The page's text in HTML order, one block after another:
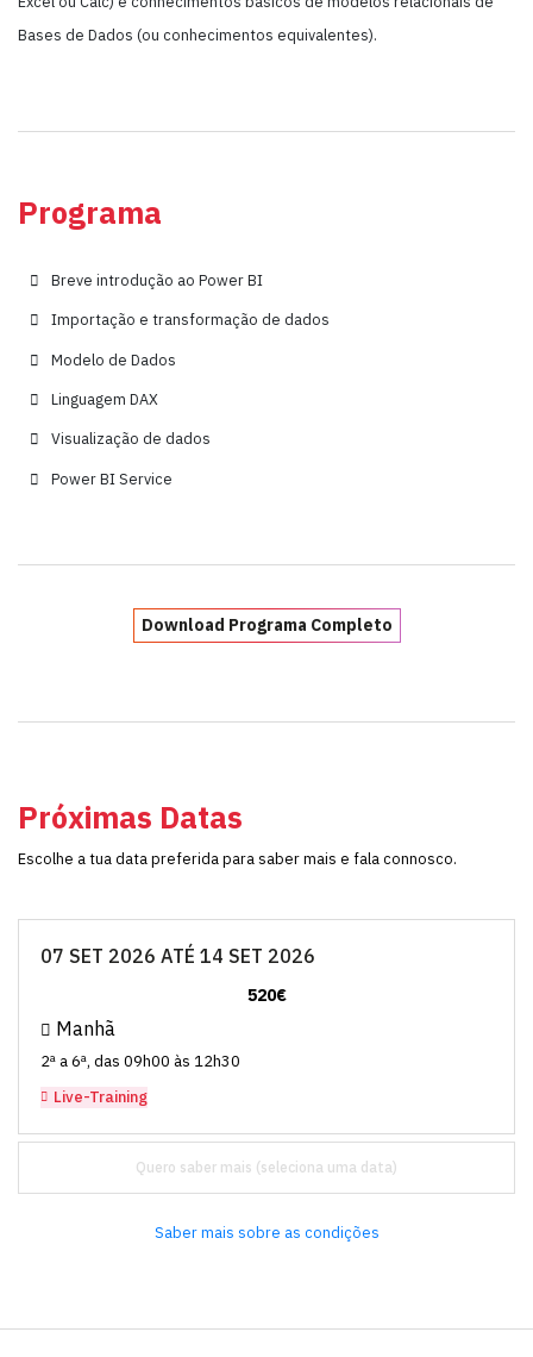
Bases de Dados (ou conhecimentos equivalentes).
Programa
Breve introdução ao Power BI
Importação e transformação de dados
Modelo de Dados
Linguagem DAX
Visualização de dados
Power BI Service
Download Programa Completo
Próximas Datas
Escolhe a tua data preferida para saber mais e fala connosco.
07 SET 2026 ATÉ 14 SET 2026
520€
Manhã
2ª a 6ª, das 09h00 às 12h30
Live-Training
Quero saber mais
Saber mais sobre as condições